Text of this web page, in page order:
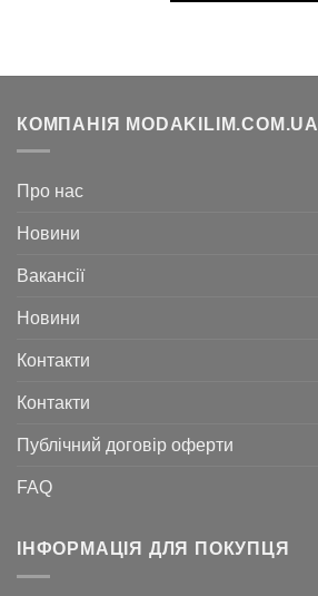
КОМПАНІЯ MODAKILIM.COM.UA
Про нас
Новини
Вакансії
Новини
Контакти
Контакти
Публічний договір оферти
FAQ
ІНФОРМАЦІЯ ДЛЯ ПОКУПЦЯ